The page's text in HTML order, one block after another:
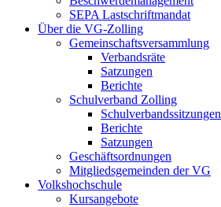
SEPA Lastschriftmandat
Über die VG-Zolling
Gemeinschaftsversammlung
Verbandsräte
Satzungen
Berichte
Schulverband Zolling
Schulverbandssitzungen
Berichte
Satzungen
Geschäftsordnungen
Mitgliedsgemeinden der VG
Volkshochschule
Kursangebote